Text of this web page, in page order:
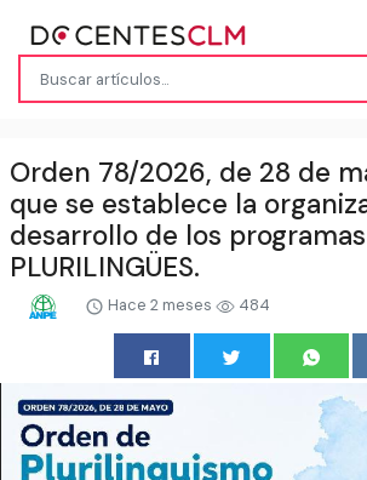
Orden 78/2026, de 28 de
que se establece la
desarrollo de los programas
PLURILINGÜES.
Hace 2 meses 484